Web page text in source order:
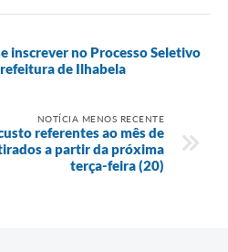
inscrever no Processo Seletivo
de Ilhabela
NOTÍCIA MENOS RECENTE
referentes ao mês de
a partir da próxima
terça-feira (20)